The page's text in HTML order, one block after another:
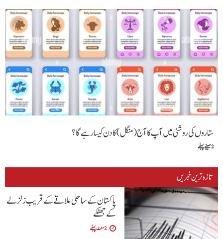
ستاروں کی روشنی میں آپ کا آج (منگل) کا دن کیسا رہے گا ؟
2 مہینے پہلے
تازہ ترین خبریں
پاکستان کے ساحلی علاقے کے قریب زلزلے
کے جھٹکے
2 منٹ پہلے